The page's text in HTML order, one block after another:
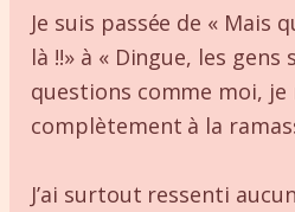
Je suis passée de « Mais
là !!» à « Dingue, les
questions comme moi, je
complètement à la
J’ai surtout ressenti